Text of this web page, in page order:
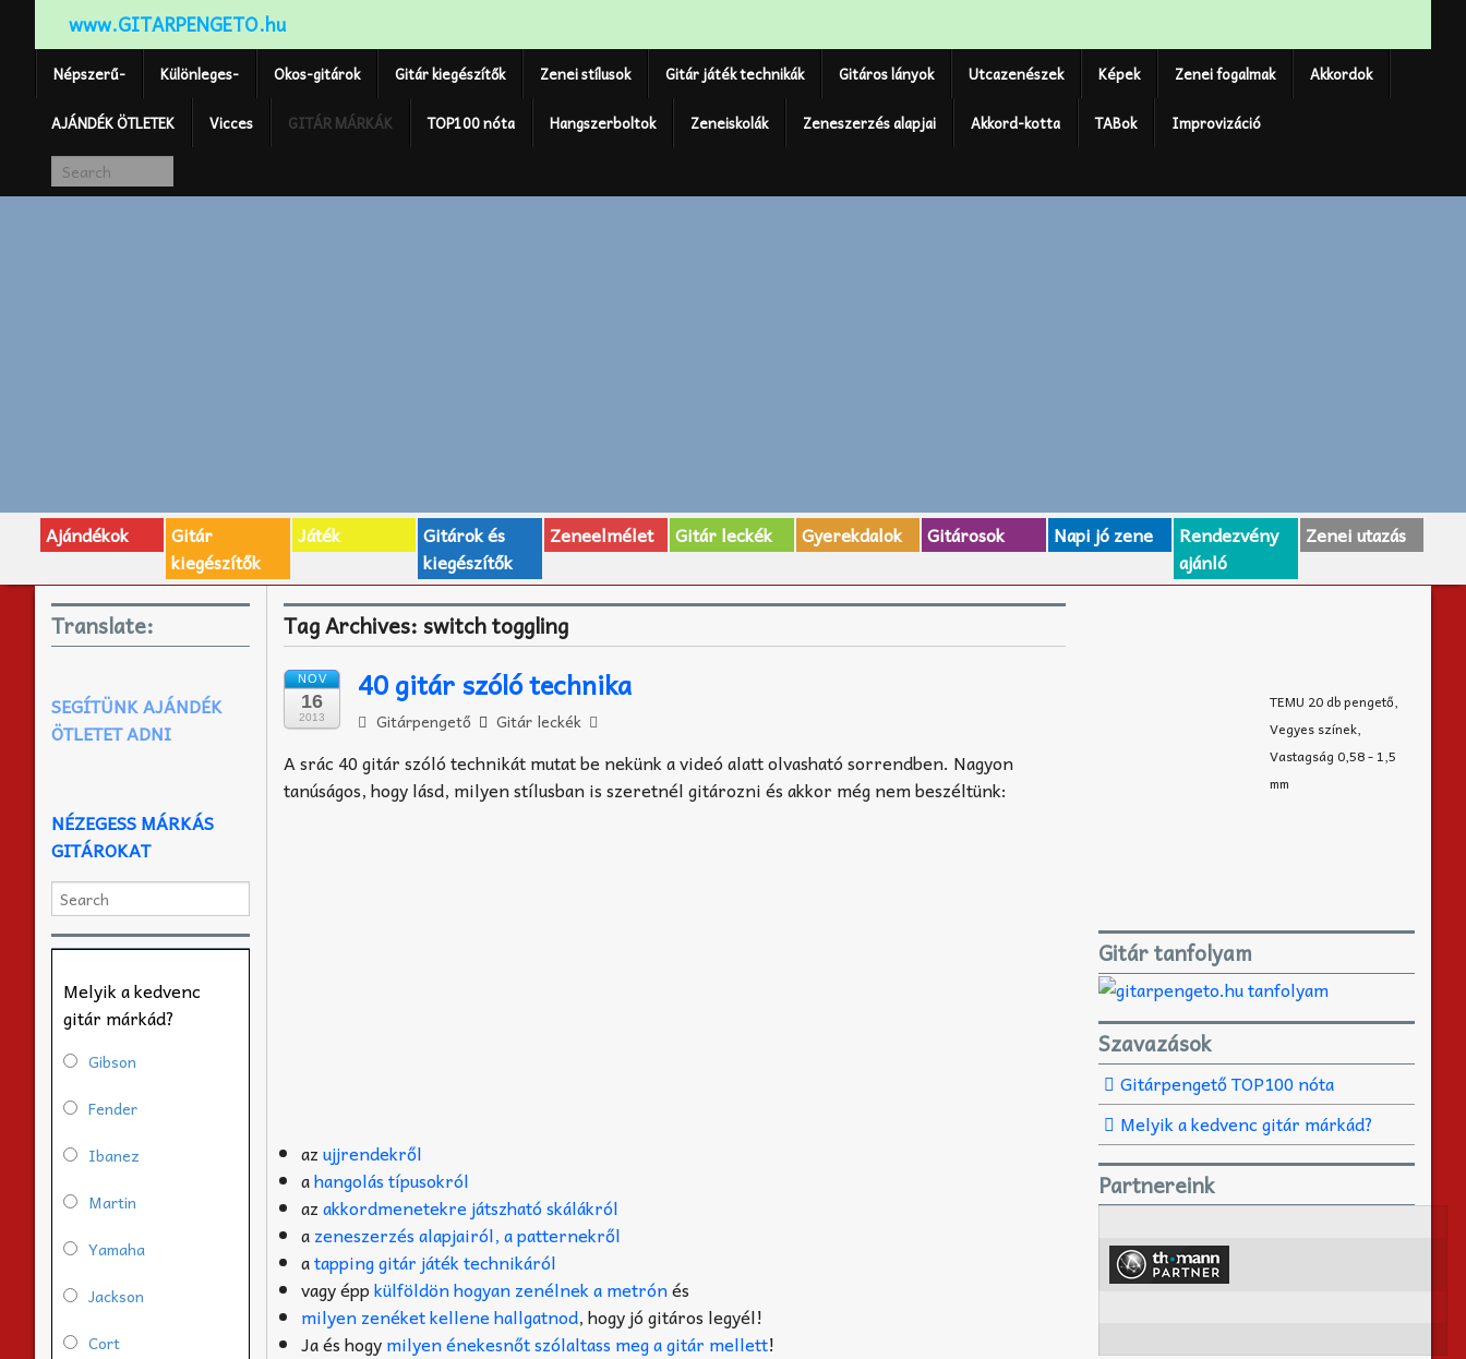
www.GITARPENGETO.hu
Népszerű- Különleges- Okos-gitárok Gitár kiegészítők Zenei stílusok Gitár játék technikák Gitáros lányok Utcazenészek Képek Zenei fogalmak Akkordok
AJÁNDÉK ÖTLETEK Vicces GITÁR MÁRKÁK TOP100 nóta Hangszerboltok Zeneiskolák Zeneszerzés alapjai Akkord-kotta TABok Improvizáció
Ajándékok
Gitár
kiegészítők
Játék
Gitárok és
kiegészítők
Zeneelmélet Gitár leckék Gyerekdalok Gitárosok Napi jó zene
Rendezvény
ajánló
Zenei utazás
Tag Archives:switch toggling
NOV
16
2013
40 gitár szóló technika
Gitárpengető Gitár leckék
A srác 40 gitár szóló technikát mutat be nekünk a videó alatt olvasható sorrendben. Nagyon
tanúságos, hogy lásd, milyen stílusban is szeretnél gitározni és akkor még nem beszéltünk:
azujjrendekről
ahangolás típusokról
azakkordmenetekre játszható skálákról
azeneszerzés alapjairól, a patternekről
atapping gitár játék technikáról
vagy éppkülföldön hogyan zenélnek a metrónés
milyen zenéket kellene hallgatnod, hogy jó gitáros legyél!
Ja és hogymilyen énekesnőt szólaltass meg a gitár mellett!
Translate:
SEGÍTÜNK AJÁNDÉK
ÖTLETET ADNI
NÉZEGESS MÁRKÁS
GITÁROKAT
Melyik a kedvenc
gitár márkád?
Gibson
Fender
Ibanez
Martin
Yamaha
Jackson
Cort
TEMU 20 db pengető,
Vegyes színek,
Vastagság 0,58 - 1,5
mm
Gitár tanfolyam
Szavazások
Gitárpengető TOP100 nóta
Melyik a kedvenc gitár márkád?
Partnereink